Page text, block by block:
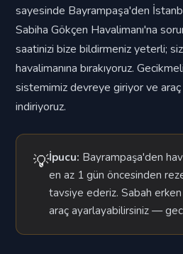
sayesinde Bayrampaşa'den
Sabiha Gökçen Havalimanı'na
saatinizi bize bildirmeniz yeterli;
havalimanına bırakıyoruz.
sistemimiz devreye giriyor ve
indiriyoruz.
💡İpucu: Bayrampaşa'den
en az 1 gün öncesinden
tavsiye ederiz. Sabah
araç ayarlayabilirsiniz —